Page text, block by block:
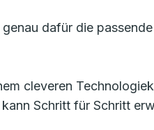
dafür die
cleveren
Schritt für Schritt